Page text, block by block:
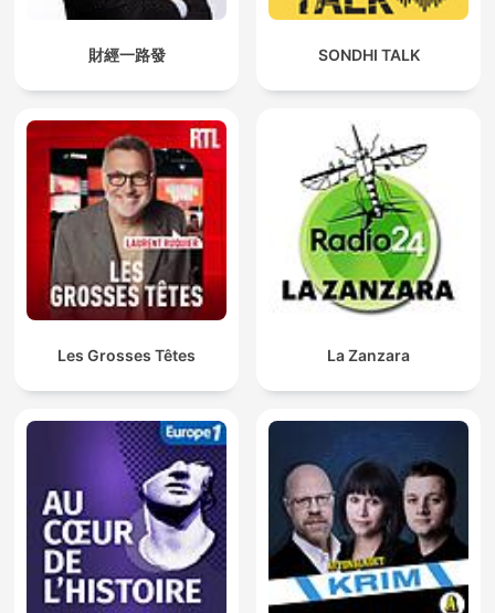
財經一路發 SONDHI TALK
Les Grosses Têtes La Zanzara